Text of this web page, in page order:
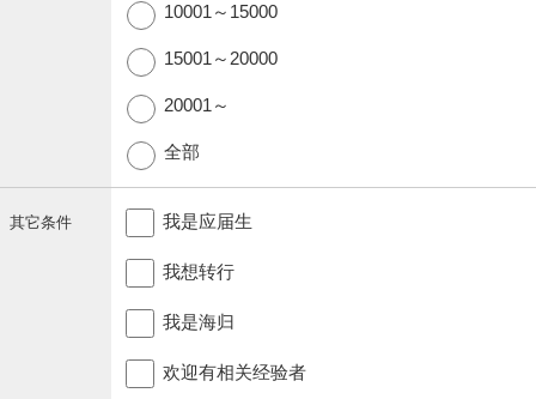
10001～15000
15001～20000
20001～
全部
其它条件 我是应届生
我想转行
我是海归
欢迎有相关经验者